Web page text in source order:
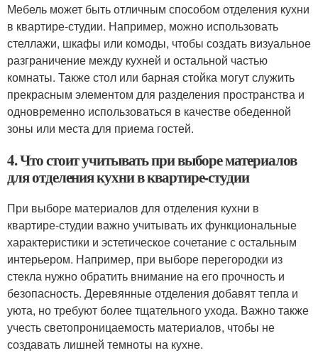
Мебель может быть отличным способом отделения кухни
в квартире-студии. Например, можно использовать
стеллажи, шкафы или комоды, чтобы создать визуальное
разграничение между кухней и остальной частью
комнаты. Также стол или барная стойка могут служить
прекрасным элементом для разделения пространства и
одновременно использоваться в качестве обеденной
зоны или места для приема гостей.
4. Что стоит учитывать при выборе материалов
для отделения кухни в квартире-студии
При выборе материалов для отделения кухни в
квартире-студии важно учитывать их функциональные
характеристики и эстетическое сочетание с остальным
интерьером. Например, при выборе перегородки из
стекла нужно обратить внимание на его прочность и
безопасность. Деревянные отделения добавят тепла и
уюта, но требуют более тщательного ухода. Важно также
учесть светопроницаемость материалов, чтобы не
создавать лишней темноты на кухне.